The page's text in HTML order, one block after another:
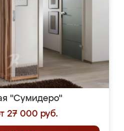
"Сумидеро"
27 000 руб.